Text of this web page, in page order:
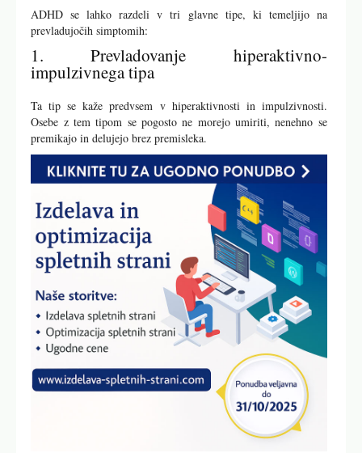
ADHD se lahko razdeli v tri glavne tipe, ki temeljijo na
prevladujočih simptomih:
1. Prevladovanje hiperaktivno-
impulzivnega tipa
Ta tip se kaže predvsem v hiperaktivnosti in impulzivnosti.
Osebe z tem tipom se pogosto ne morejo umiriti, nenehno se
premikajo in delujejo brez premisleka.